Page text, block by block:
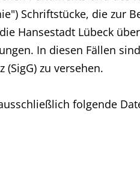
Schriftstücke, die zur
Hansestadt Lübeck
In diesen Fällen
zu versehen.
folgende